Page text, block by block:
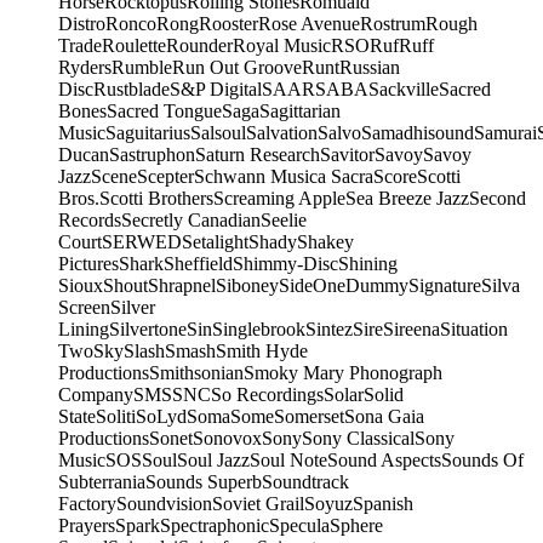
DistroRoncoRongRoosterRose AvenueRostrumRough
TradeRouletteRounderRoyal MusicRSORufRuff
RydersRumbleRun Out GrooveRuntRussian
DiscRustbladeS&P DigitalSAARSABASackvilleSacred
BonesSacred TongueSagaSagittarian
MusicSaguitariusSalsoulSalvationSalvoSamadhisoundSamurai
DucanSastruphonSaturn ResearchSavitorSavoySavoy
JazzSceneScepterSchwann Musica SacraScoreScotti
Bros.Scotti BrothersScreaming AppleSea Breeze JazzSecond
RecordsSecretly CanadianSeelie
CourtSERWEDSetalightShadyShakey
PicturesSharkSheffieldShimmy-DiscShining
SiouxShoutShrapnelSiboneySideOneDummySignatureSilva
ScreenSilver
LiningSilvertoneSinSinglebrookSintezSireSireenaSituation
TwoSkySlashSmashSmith Hyde
ProductionsSmithsonianSmoky Mary Phonograph
CompanySMSSNCSo RecordingsSolarSolid
StateSolitiSoLydSomaSomeSomersetSona Gaia
ProductionsSonetSonovoxSonySony ClassicalSony
MusicSOSSoulSoul JazzSoul NoteSound AspectsSounds Of
SubterraniaSounds SuperbSoundtrack
FactorySoundvisionSoviet GrailSoyuzSpanish
PrayersSparkSpectraphonicSpeculaSphere